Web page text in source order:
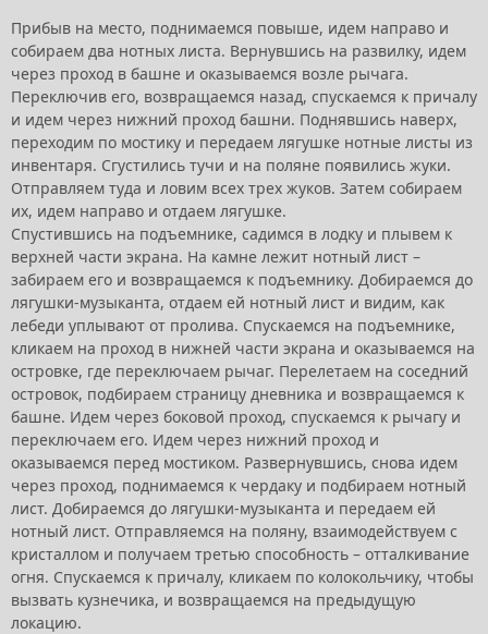
Прибыв на место, поднимаемся повыше, идем направо и
собираем два нотных листа. Вернувшись на развилку, идем
через проход в башне и оказываемся возле рычага.
Переключив его, возвращаемся назад, спускаемся к причалу
и идем через нижний проход башни. Поднявшись наверх,
переходим по мостику и передаем лягушке нотные листы из
инвентаря. Сгустились тучи и на поляне появились жуки.
Отправляем туда и ловим всех трех жуков. Затем собираем
их, идем направо и отдаем лягушке.
Спустившись на подъемнике, садимся в лодку и плывем к
верхней части экрана. На камне лежит нотный лист –
забираем его и возвращаемся к подъемнику. Добираемся до
лягушки-музыканта, отдаем ей нотный лист и видим, как
лебеди уплывают от пролива. Спускаемся на подъемнике,
кликаем на проход в нижней части экрана и оказываемся на
островке, где переключаем рычаг. Перелетаем на соседний
островок, подбираем страницу дневника и возвращаемся к
башне. Идем через боковой проход, спускаемся к рычагу и
переключаем его. Идем через нижний проход и
оказываемся перед мостиком. Развернувшись, снова идем
через проход, поднимаемся к чердаку и подбираем нотный
лист. Добираемся до лягушки-музыканта и передаем ей
нотный лист. Отправляемся на поляну, взаимодействуем с
кристаллом и получаем третью способность – отталкивание
огня. Спускаемся к причалу, кликаем по колокольчику, чтобы
вызвать кузнечика, и возвращаемся на предыдущую
локацию.